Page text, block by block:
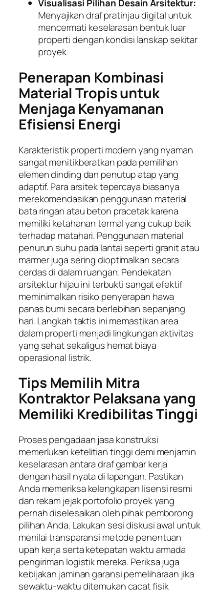
Visualisasi Pilihan Desain Arsitektur:
Menyajikan draf pratinjau digital untuk
mencermati keselarasan bentuk luar
properti dengan kondisi lanskap sekitar
proyek.
Penerapan Kombinasi
Material Tropis untuk
Menjaga Kenyamanan
Efisiensi Energi
Karakteristik properti modern yang nyaman
sangat menitikberatkan pada pemilihan
elemen dinding dan penutup atap yang
adaptif. Para arsitek tepercaya biasanya
merekomendasikan penggunaan material
bata ringan atau beton pracetak karena
memiliki ketahanan termal yang cukup baik
terhadap matahari. Penggunaan material
penurun suhu pada lantai seperti granit atau
marmer juga sering dioptimalkan secara
cerdas di dalam ruangan. Pendekatan
arsitektur hijau ini terbukti sangat efektif
meminimalkan risiko penyerapan hawa
panas bumi secara berlebihan sepanjang
hari. Langkah taktis ini memastikan area
dalam properti menjadi lingkungan aktivitas
yang sehat sekaligus hemat biaya
operasional listrik.
Tips Memilih Mitra
Kontraktor Pelaksana yang
Memiliki Kredibilitas Tinggi
Proses pengadaan jasa konstruksi
memerlukan ketelitian tinggi demi menjamin
keselarasan antara draf gambar kerja
dengan hasil nyata di lapangan. Pastikan
Anda memeriksa kelengkapan lisensi resmi
dan rekam jejak portofolio proyek yang
pernah diselesaikan oleh pihak pemborong
pilihan Anda. Lakukan sesi diskusi awal untuk
menilai transparansi metode penentuan
upah kerja serta ketepatan waktu armada
pengiriman logistik mereka. Periksa juga
kebijakan jaminan garansi pemeliharaan jika
sewaktu-waktu ditemukan cacat fisik